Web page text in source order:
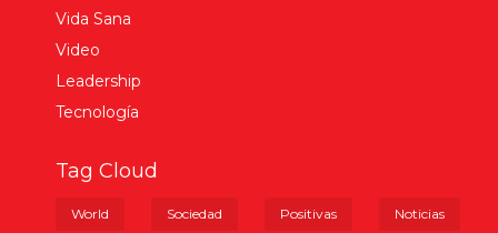
Vida Sana
Video
Leadership
Tecnología
Tag Cloud
World Sociedad Positivas Noticias